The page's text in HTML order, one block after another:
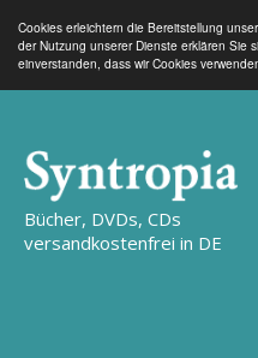
Cookies erleichtern die Bereitstellung
der Nutzung unserer Dienste erklären Sie
einverstanden, dass wir Cookies
Bücher, DVDs, CDs
versandkostenfrei in DE